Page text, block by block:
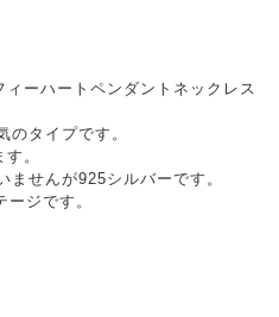
ーハートペンダントネックレス
のタイプです。
。
ませんが925シルバーです。
ジです。